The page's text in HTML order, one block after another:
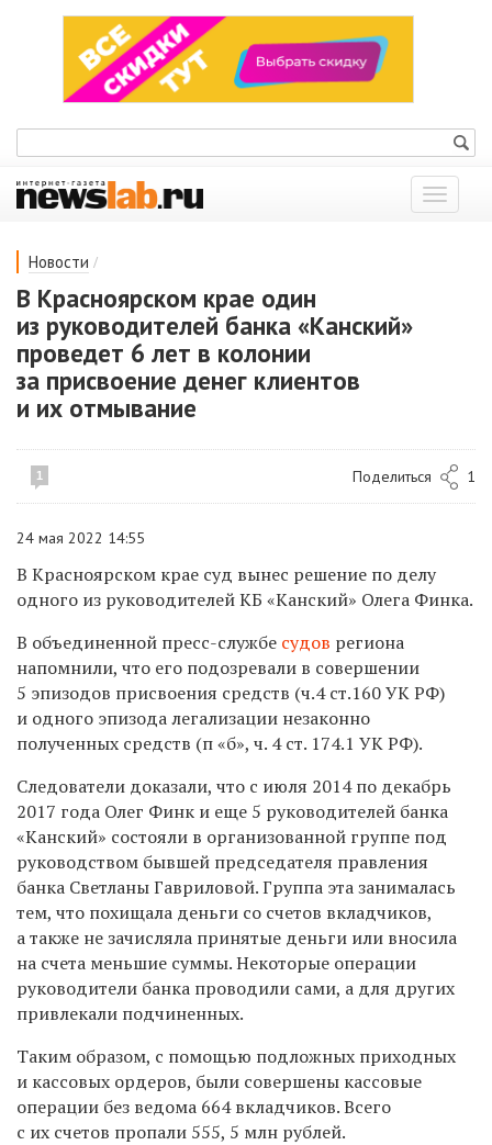
Показать
меню
Новости /
В Красноярском крае один
из руководителей банка «Канский»
проведет 6 лет в колонии
за присвоение денег клиентов
и их отмывание
1 Поделиться 1
24 мая 2022 14:55
В Красноярском крае суд вынес решение по делу
одного из руководителей КБ «Канский» Олега Финка.
В объединенной пресс-службе судов региона
напомнили, что его подозревали в совершении
5 эпизодов присвоения средств (ч.4 ст.160 УК РФ)
и одного эпизода легализации незаконно
полученных средств (п «б», ч. 4 ст. 174.1 УК РФ).
Следователи доказали, что с июля 2014 по декабрь
2017 года Олег Финк и еще 5 руководителей банка
«Канский» состояли в организованной группе под
руководством бывшей председателя правления
банка Светланы Гавриловой. Группа эта занималась
тем, что похищала деньги со счетов вкладчиков,
а также не зачисляла принятые деньги или вносила
на счета меньшие суммы. Некоторые операции
руководители банка проводили сами, а для других
привлекали подчиненных.
Таким образом, с помощью подложных приходных
и кассовых ордеров, были совершены кассовые
операции​ без ведома 664 вкладчиков. Всего
с их счетов пропали 555, 5 млн рублей.